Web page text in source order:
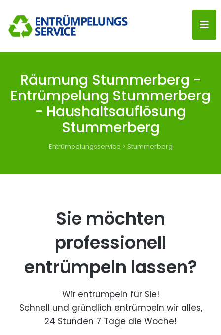
Räumung Stummerberg -
Entrümpelung Stummerberg
- Haushaltsauflösung
Stummerberg
Entrümpelungsservice > Stummerberg
Sie möchten
professionell
entrümpeln lassen?
Wir entrümpeln für Sie!
Schnell und gründlich entrümpeln wir alles,
24 Stunden 7 Tage die Woche!